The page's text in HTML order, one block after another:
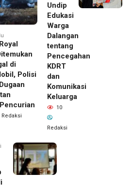
di
Polisi
Redaksi
Undip
Edukasi
Warga
Dalangan
tentang
Pencegahan
KDRT
dan
Komunikasi
Keluarga
10
Redaksi